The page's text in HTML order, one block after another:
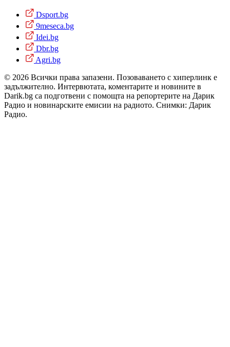
Dsport.bg
9meseca.bg
Idei.bg
Dbr.bg
Agri.bg
© 2026 Всички права запазени. Позоваването с хиперлинк е
задължително. Интервютата, коментарите и новините в
Darik.bg са подготвени с помощта на репортерите на Дарик
Радио и новинарските емисии на радиото. Снимки: Дарик
Радио.